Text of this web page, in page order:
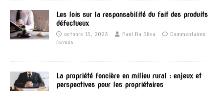
Les lois sur la responsabilité du fait des produits
défectueux
octobre 13, 2023 Paul Da Silva
Commentaires
fermés
La propriété foncière en milieu rural : enjeux et
perspectives pour les propriétaires